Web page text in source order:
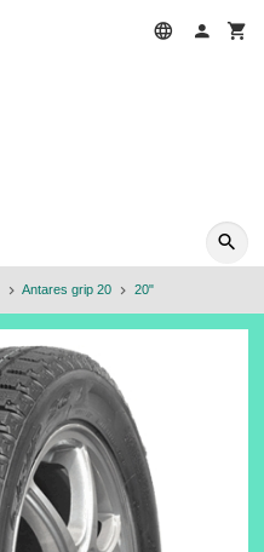
Antares grip 20 20"